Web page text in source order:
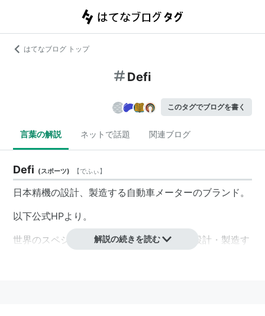
はてなブログ トップ
Defi
このタグでブログを書く
言葉の解説 ネットで話題 関連ブログ
Defi (スポーツ) 【でふぃ】
日本精機の設計、製造する自動車メーターのブランド。
以下公式HPより。
世界のスペシャルティーカーのメーターを設計・製造す
解説の続きを読む